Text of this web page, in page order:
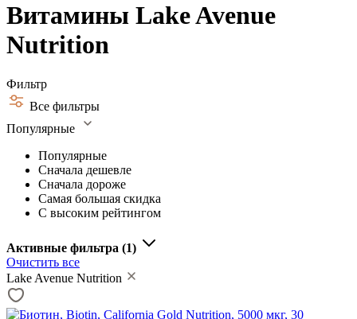
Витамины Lake Avenue
Nutrition
Фильтр
Все фильтры
Популярные
Популярные
Сначала дешевле
Сначала дороже
Самая большая скидка
С высоким рейтингом
Активные фильтра (1)
Очистить все
Lake Avenue Nutrition